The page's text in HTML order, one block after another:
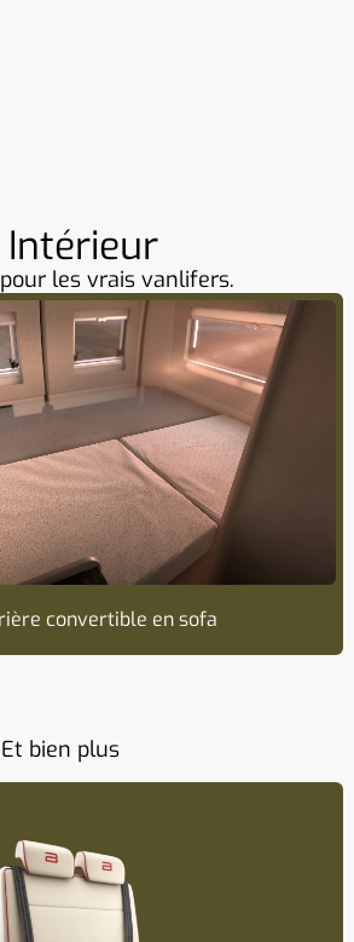
Intérieur
les vrais vanlifers.
convertible en sofa
bien plus